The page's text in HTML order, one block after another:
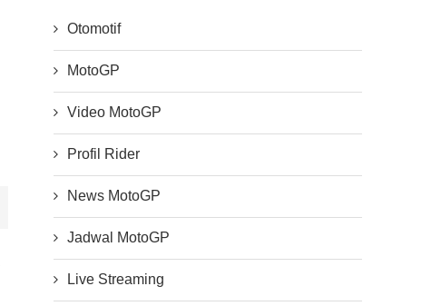
Otomotif
MotoGP
Video MotoGP
Profil Rider
News MotoGP
Jadwal MotoGP
Live Streaming